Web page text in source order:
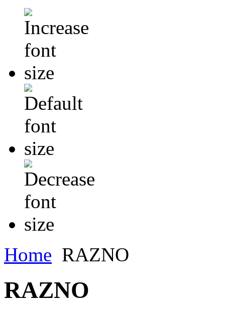
Home RAZNO
RAZNO